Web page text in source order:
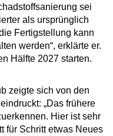
sei
als ursprünglich
Fertigstellung kann
werden“, erklärte er.
Hälfte 2027 starten.
zeigte sich von den
„Das frühere
Hier ist sehr
für Schritt etwas Neues